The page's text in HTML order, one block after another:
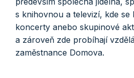
s knihovnou a televizí, kde se
koncerty anebo skupinové
a zároveň zde probíhají
zaměstnance Domova.